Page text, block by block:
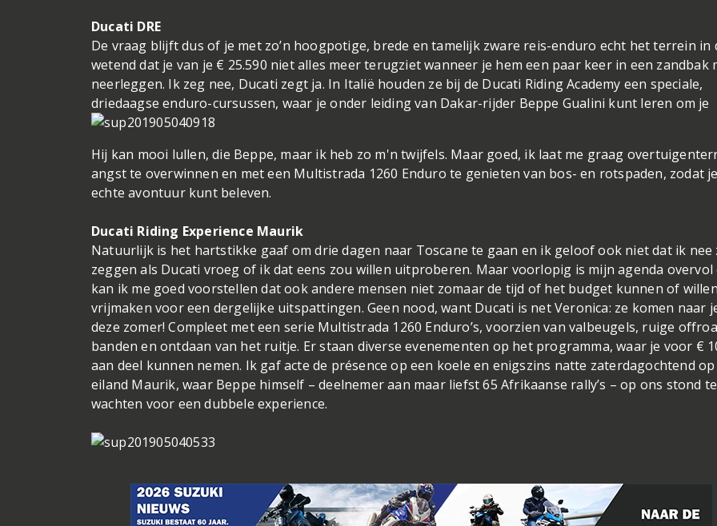
Ducati DRE
De vraag blijft dus of je met zo’n hoogpotige, brede en tamelijk zware reis-enduro echt het terrein in
wetend dat je van je € 25.590 niet alles meer terugziet wanneer je hem een paar keer in een zandbak
neerleggen. Ik zeg nee, Ducati zegt ja. In Italië houden ze bij de Ducati Riding Academy een speciale,
driedaagse enduro-cursussen, waar je onder leiding van Dakar-rijder Beppe Gualini kunt leren om je
Hij kan mooi lullen, die Beppe, maar ik heb zo m'n twijfels. Maar goed, ik laat me graag overtuigen
angst te overwinnen en met een Multistrada 1260 Enduro te genieten van bos- en rotspaden, zodat
echte avontuur kunt beleven.
Ducati Riding Experience Maurik
Natuurlijk is het hartstikke gaaf om drie dagen naar Toscane te gaan en ik geloof ook niet dat ik nee
zeggen als Ducati vroeg of ik dat eens zou willen uitproberen. Maar voorlopig is mijn agenda overvol
kan ik me goed voorstellen dat ook andere mensen niet zomaar de tijd of het budget kunnen of
vrijmaken voor een dergelijke uitspattingen. Geen nood, want Ducati is net Veronica: ze komen naar
deze zomer! Compleet met een serie Multistrada 1260 Enduro’s, voorzien van valbeugels, ruige
banden en ontdaan van het ruitje. Er staan diverse evenementen op het programma, waar je voor €
aan deel kunnen nemen. Ik gaf acte de présence op een koele en enigszins natte zaterdagochtend
eiland Maurik, waar Beppe himself – deelnemer aan maar liefst 65 Afrikaanse rally’s – op ons stond te
wachten voor een dubbele experience.